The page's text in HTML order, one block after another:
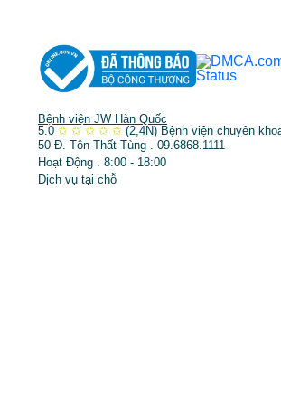
Bệnh viện JW Hàn Quốc
5.0 ✩ ✩ ✩ ✩ ✩ (2,4N) Bệnh viện chuyên
50 Đ. Tôn Thất Tùng . 09.6868.1111
Hoạt Động . 8:00 - 18:00
Dịch vụ tại chỗ